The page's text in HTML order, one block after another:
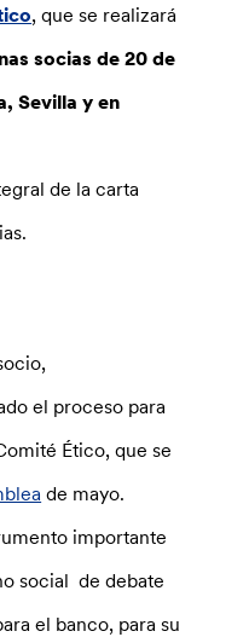
, que se realizará
socias de 20 de
Sevilla y en
de la carta
el proceso para
Ético, que se
de mayo.
importante
social de debate
el banco, para su